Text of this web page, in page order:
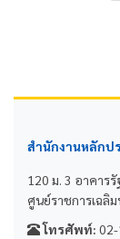
สำนักงานหลักป
120 ม. 3 อาคาร
ศูนย์ราชการเฉลิ
โทรศัพท์: